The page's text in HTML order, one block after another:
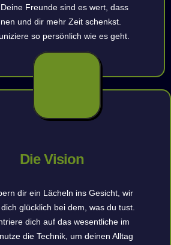
Freunde sind es wert, dass
und dir mehr Zeit schenkst.
so persönlich wie es geht.
Die Vision
dir ein Lächeln ins Gesicht, wir
glücklich bei dem, was du tust.
dich auf das wesentliche im
die Technik, um deinen Alltag